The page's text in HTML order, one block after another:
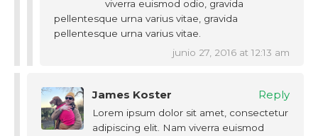
viverra euismod odio, gravida
pellentesque urna varius vitae, gravida
pellentesque urna varius vitae.
junio 27, 2016 at 12:13 am
James Koster Reply
Lorem ipsum dolor sit amet, consectetur
adipiscing elit. Nam viverra euismod